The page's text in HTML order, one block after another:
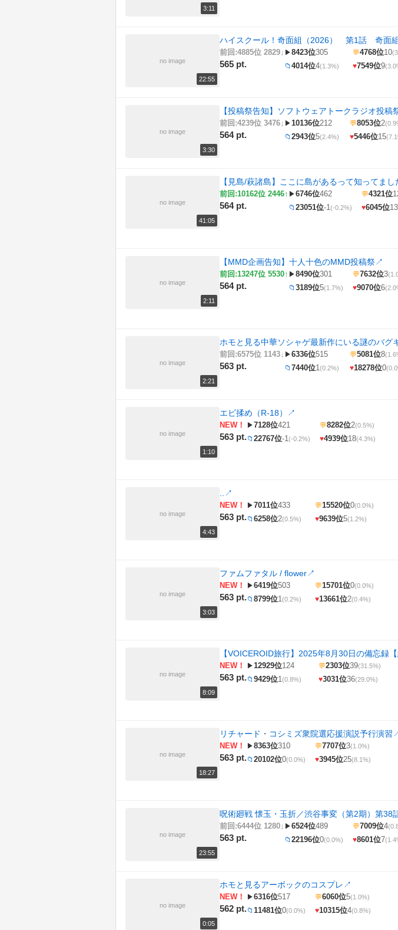
3:11
no image
22:55
ハイスクール！奇面組（2026） 第1話 奇面組
前回:4885位 2829↓
565 pt.
▶8423位305 💬4768位10
📁 4014位4(1.3%) ♥7549位9
no image
3:30
【投稿祭告知】ソフトウェアトークラジオ投稿
前回:4239位 3476↓
564 pt.
▶10136位212 💬8053位2
📁 2943位5(2.4%) ♥5446位15
no image
41:05
【見島/萩諸島】ここに島があるって知ってま
前回:10162位 2446↑
564 pt.
▶6746位462 💬4321位
📁 23051位-1(-0.2%) ♥6045位13
no image
2:11
【MMD企画告知】十人十色のMMD投稿祭↗
前回:13247位 5530↑
564 pt.
▶8490位301 💬7632位3
📁 3189位5(1.7%) ♥9070位6
no image
2:21
ホモと見る中華ソシャゲ最新作にいる謎のバグ
前回:6575位 1143↓
563 pt.
▶6336位515 💬5081位8
📁 7440位1(0.2%) ♥18278位0
no image
1:10
エビ揉め（R-18） ↗
NEW！
563 pt.
▶7128位421 💬8282位2(0.5%)
📁 22767位-1(-0.2%) ♥4939位18(4.3%)
no image
4:43
↗
NEW！
563 pt.
▶7011位433 💬15520位0(0.0%)
📁 6258位2(0.5%) ♥9639位5(1.2%)
no image
3:03
ファムファタル / flower↗
NEW！
563 pt.
▶6419位503 💬15701位0(0.0%)
📁 8799位1(0.2%) ♥13661位2(0.4%)
no image
8:09
【VOICEROID旅行】2025年8月30日の備忘録【
NEW！
563 pt.
▶12929位124 💬2303位39(31.5%)
📁 9429位1(0.8%) ♥3031位36(29.0%)
no image
18:27
リチャード・コシミズ衆院選応援演説予行演習
NEW！
563 pt.
▶8363位310 💬7707位3(1.0%)
📁 20102位0(0.0%) ♥3945位25(8.1%)
no image
23:55
呪術廻戦 懐玉・玉折／渋谷事変（第2期）第38
前回:6444位 1280↓
563 pt.
▶6524位489 💬7009位4
📁 22196位0(0.0%) ♥8601位7
no image
0:05
ホモと見るアーボックのコスプレ↗
NEW！
562 pt.
▶6316位517 💬6060位5(1.0%)
📁 11481位0(0.0%) ♥10315位4(0.8%)